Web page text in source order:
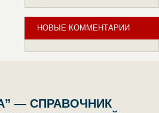
НОВЫЕ КОММЕНТАРИИ
— СПРАВОЧНИК